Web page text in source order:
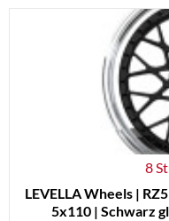
8
LEVELLA Wheels |
5x110 | Schwarz